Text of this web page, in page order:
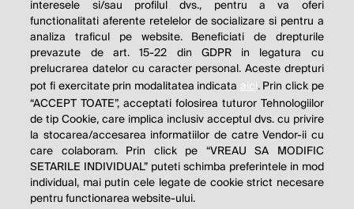
interesele si/sau profilul dvs., pentru a va oferi
functionalitati aferente retelelor de socializare si pentru a
analiza traficul pe website. Beneficiati de drepturile
prevazute de art. 15-22 din GDPR in legatura cu
prelucrarea datelor cu caracter personal. Aceste drepturi
pot fi exercitate prin modalitatea indicata aici. Prin click pe
“ACCEPT TOATE”, acceptati folosirea tuturor Tehnologiilor
de tip Cookie, care implica inclusiv acceptul dvs. cu privire
la stocarea/accesarea informatiilor de catre Vendor-ii cu
care colaboram. Prin click pe “VREAU SA MODIFIC
SETARILE INDIVIDUAL” puteti schimba preferintele in mod
individual, mai putin cele legate de cookie strict necesare
pentru functionarea website-ului.